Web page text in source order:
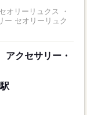
オリーリュクス ・
ー セオリーリュク
アクセサリー・